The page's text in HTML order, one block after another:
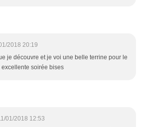
2018 20:19
je découvre et je voi une belle terrine pour le
excellente soirée bises
01/2018 12:53